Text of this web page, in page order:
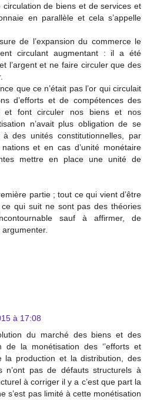
circulation de biens et de services et
en parallèle et cela s’appelle
de l’expansion du commerce le
circulant augmentant : il a été
l’argent et ne faire circuler que des
que ce n’était pas l’or qui circulait
d’efforts et de compétences des
et font circuler nos biens et nos
n’avait plus obligation de se
des unités constitutionnelles, par
et en cas d’unité monétaire
mettre en place une unité de
partie ; tout ce qui vient d’être
ce qui suit ne sont pas des théories
sauf à affirmer, de
à 17:08
du marché des biens et des
de la monétisation des ‘’efforts et
la production et la distribution, des
n’ont pas de défauts structurels à
à corriger il y a c’est que part la
s’est pas limité à cette monétisation